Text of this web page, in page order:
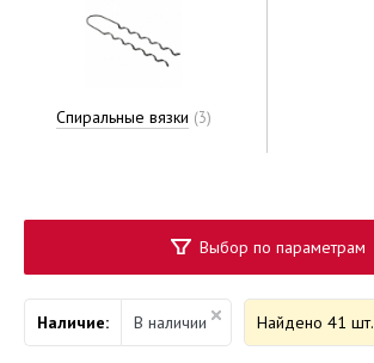
Спиральные вязки (3)
Выбор по параметрам
Наличие: В наличии Найдено 41 шт.